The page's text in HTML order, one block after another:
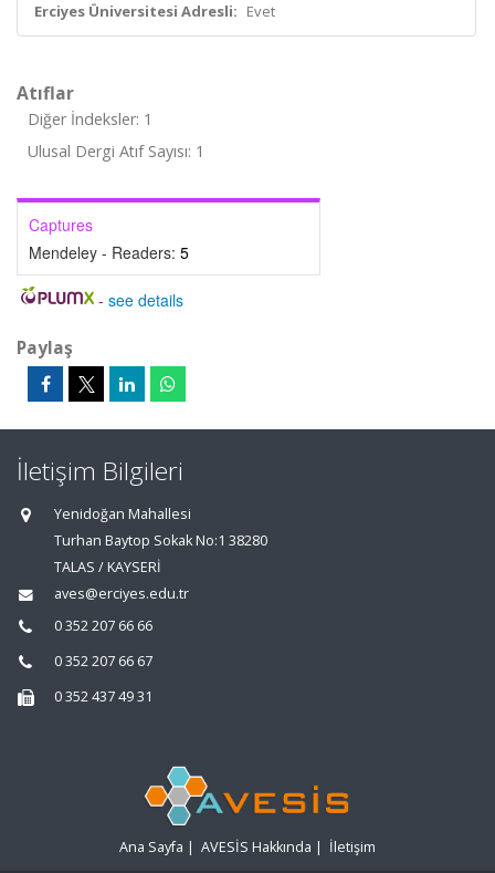
Erciyes Üniversitesi Adresli: Evet
Atıflar
Diğer İndeksler: 1
Ulusal Dergi Atıf Sayısı: 1
Captures
Mendeley - Readers: 5
- see details
Paylaş
İletişim Bilgileri
Yenidoğan Mahallesi
Turhan Baytop Sokak No:1 38280
TALAS / KAYSERİ
aves@erciyes.edu.tr
0 352 207 66 66
0 352 207 66 67
0 352 437 49 31
Ana Sayfa | AVESİS Hakkında | İletişim